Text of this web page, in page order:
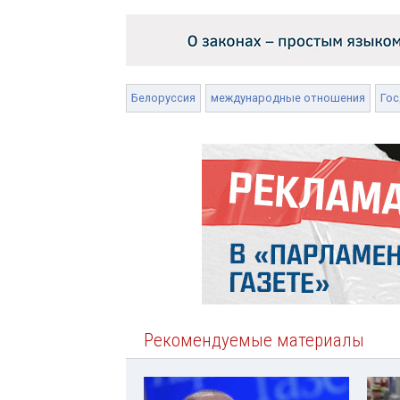
Белоруссия международные отношения
Рекомендуемые материалы